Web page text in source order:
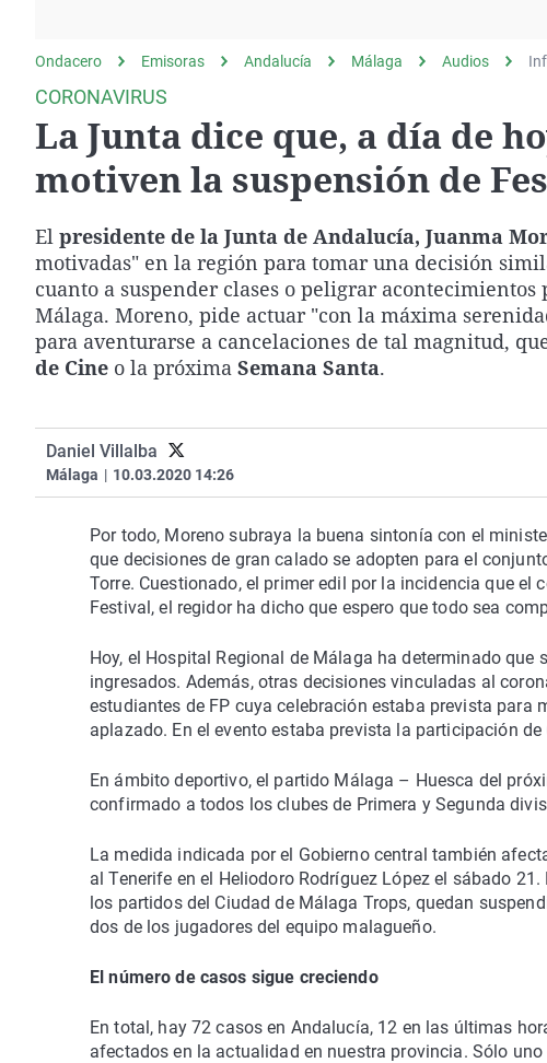
Operación Viuda
Negra
Navarra
Ondacero Emisoras Andalucía Málaga Audios
CORONAVIRUS
La Junta dice que, a día de
motiven la suspensión de
El presidente de la Junta de Andalucía, Juanma
motivadas" en la región para tomar una decisión
cuanto a suspender clases o peligrar
Málaga. Moreno, pide actuar "con la máxima
para aventurarse a cancelaciones de tal magnitud,
de Cine o la próxima Semana Santa.
Daniel Villalba
Málaga | 10.03.2020 14:26
Por todo, Moreno subraya la buena sintonía con el
que decisiones de gran calado se adopten para el
Torre. Cuestionado, el primer edil por la incidencia que
Festival, el regidor ha dicho que espero que todo sea
Hoy, el Hospital Regional de Málaga ha determinado
ingresados. Además, otras decisiones vinculadas al
estudiantes de FP cuya celebración estaba prevista para
aplazado. En el evento estaba prevista la participación
En ámbito deportivo, el partido Málaga – Huesca del
confirmado a todos los clubes de Primera y Segunda
La medida indicada por el Gobierno central también
al Tenerife en el Heliodoro Rodríguez López el sábado
los partidos del Ciudad de Málaga Trops, quedan
dos de los jugadores del equipo malagueño.
El número de casos sigue creciendo
En total, hay 72 casos en Andalucía, 12 en las últimas
afectados en la actualidad en nuestra provincia. Sólo